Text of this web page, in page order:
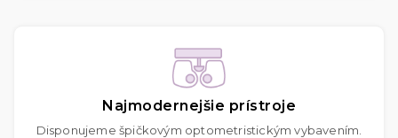
Najmodernejšie prístroje
Disponujeme špičkovým optometristickým vybavením.